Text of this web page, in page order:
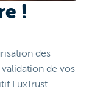
!
des
de vos
LuxTrust.